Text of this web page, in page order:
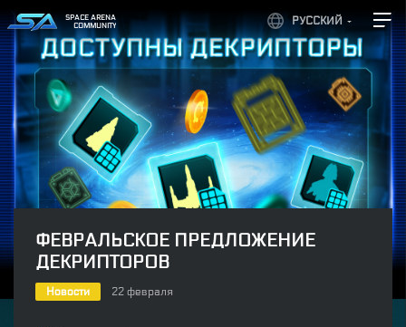
РУССКИЙ
SPACE ARENA
COMMUNITY
ФЕВРАЛЬСКОЕ ПРЕДЛОЖЕНИЕ
ДЕКРИПТОРОВ
Новости 22 февраля